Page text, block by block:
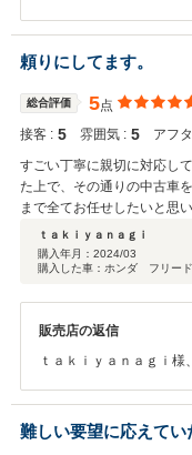
スなどもぜひお声をくだ
頼りにしてます。
総合評価 5点
接客 : 5 雰囲気 : 5 アフ
すごい丁寧に親切に対応し
た上で、その通りの中古車を探してもら
まで全てお任せしたいと思
ります。
ｔａｋｉｙａｎａｇｉ
購入年月： 2024/03
購入した車：ホンダ フリー
販売店の返信
ｔａｋｉｙａｎａｇｉ
いただけて励みになりま
い中、ご納車後の無料点
た。今後も安心したカー
難しい要望に応えてい